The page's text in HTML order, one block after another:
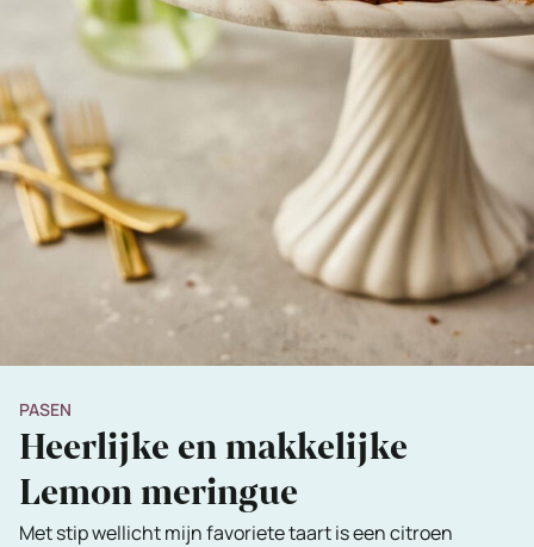
PASEN
Heerlijke en makkelijke
Lemon meringue
Met stip wellicht mijn favoriete taart is een citroen